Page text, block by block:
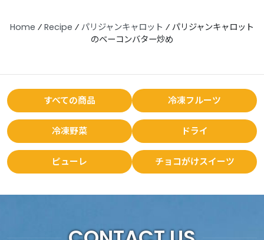
Home ⁄ Recipe ⁄ パリジャンキャロット ⁄ パリジャンキャロット
のベーコンバター炒め
すべての商品 冷凍フルーツ
冷凍野菜 ドライ
ピューレ チョコがけスイーツ